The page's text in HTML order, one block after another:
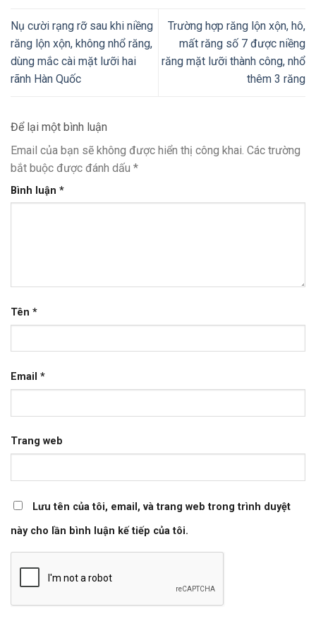
Nụ cười rạng rỡ sau khi niềng
răng lộn xộn, không nhổ răng,
dùng mắc cài mặt lưỡi hai
rãnh Hàn Quốc
Trường hợp răng lộn xộn, hô,
mất răng số 7 được niềng
răng mặt lưỡi thành công, nhổ
thêm 3 răng
Để lại một bình luận
Email của bạn sẽ không được hiển thị công khai. Các trường
bắt buộc được đánh dấu *
Bình luận *
Tên *
Email *
Trang web
Lưu tên của tôi, email, và trang web trong trình duyệt
này cho lần bình luận kế tiếp của tôi.